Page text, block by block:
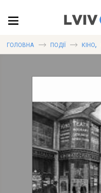
ПУБЛІКАЦІЇ
ДОВІДКА
ГОЛОВНА ПОДІЇ КІНО,